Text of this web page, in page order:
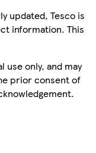
updated, Tesco is
information. This
only, and may
prior consent of